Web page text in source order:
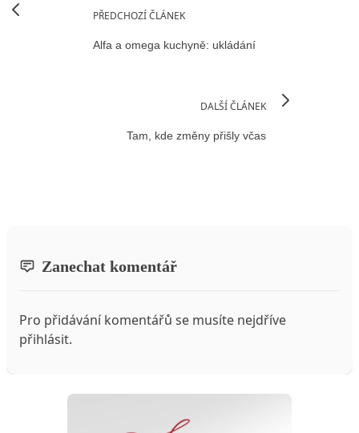
PŘEDCHOZÍ ČLÁNEK
Alfa a omega kuchyně: ukládání
DALŠÍ ČLÁNEK
Tam, kde změny přišly včas
Zanechat komentář
Pro přidávání komentářů se musíte nejdříve
přihlásit.